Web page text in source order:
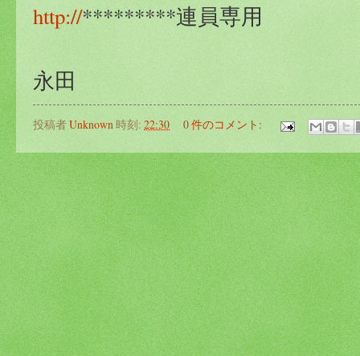
http://*********連員専用
永田
投稿者Unknown 時刻: 22:30 0 件のコメント: